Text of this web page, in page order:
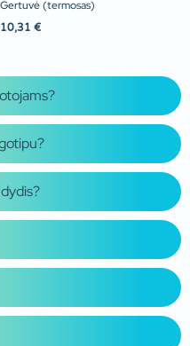
Gertuvė (termosas)
10,31 €